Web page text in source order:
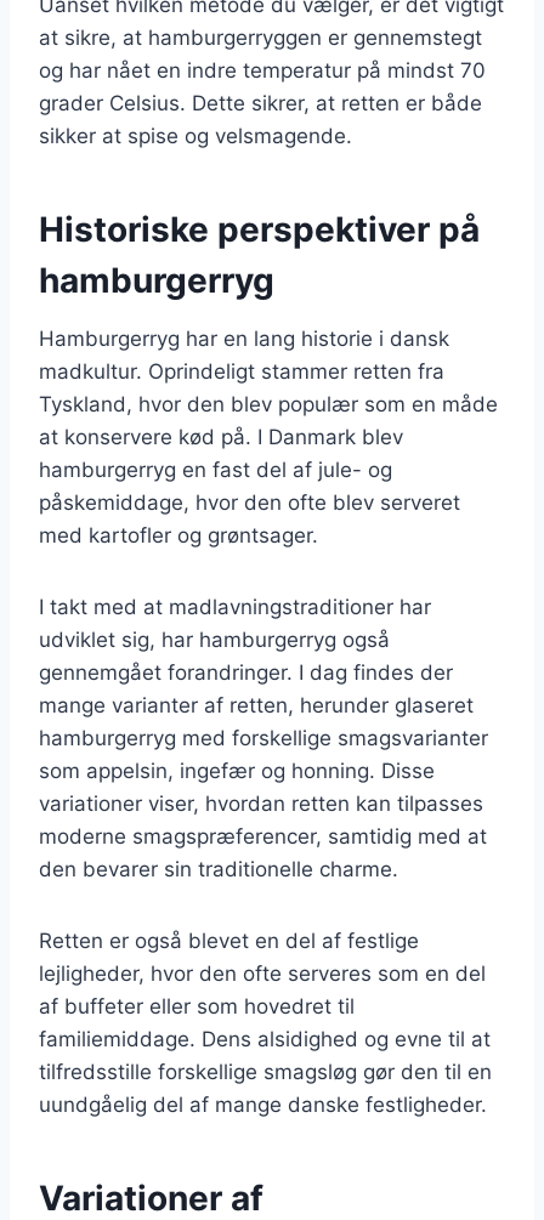
at sikre, at hamburgerryggen er gennemstegt
og har nået en indre temperatur på mindst 70
grader Celsius. Dette sikrer, at retten er både
sikker at spise og velsmagende.
Historiske perspektiver på
hamburgerryg
Hamburgerryg har en lang historie i dansk
madkultur. Oprindeligt stammer retten fra
Tyskland, hvor den blev populær som en måde
at konservere kød på. I Danmark blev
hamburgerryg en fast del af jule- og
påskemiddage, hvor den ofte blev serveret
med kartofler og grøntsager.
I takt med at madlavningstraditioner har
udviklet sig, har hamburgerryg også
gennemgået forandringer. I dag findes der
mange varianter af retten, herunder glaseret
hamburgerryg med forskellige smagsvarianter
som appelsin, ingefær og honning. Disse
variationer viser, hvordan retten kan tilpasses
moderne smagspræferencer, samtidig med at
den bevarer sin traditionelle charme.
Retten er også blevet en del af festlige
lejligheder, hvor den ofte serveres som en del
af buffeter eller som hovedret til
familiemiddage. Dens alsidighed og evne til at
tilfredsstille forskellige smagsløg gør den til en
uundgåelig del af mange danske festligheder.
Variationer af